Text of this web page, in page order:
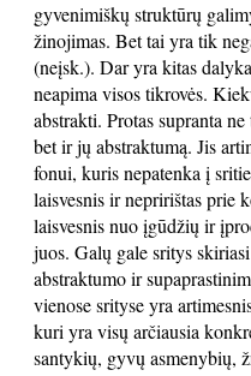
gyvenimiškų struktūrų
žinojimas. Bet tai yra tik
(neįsk.). Dar yra kitas
neapima visos tikrovės.
abstrakti. Protas supranta
bet ir jų abstraktumą. Jis
fonui, kuris nepatenka į
laisvesnis ir nepririštas prie
laisvesnis nuo įgūdžių ir
juos. Galų gale sritys
abstraktumo ir
vienose srityse yra
kuri yra visų arčiausia
santykių, gyvų asmenybių,